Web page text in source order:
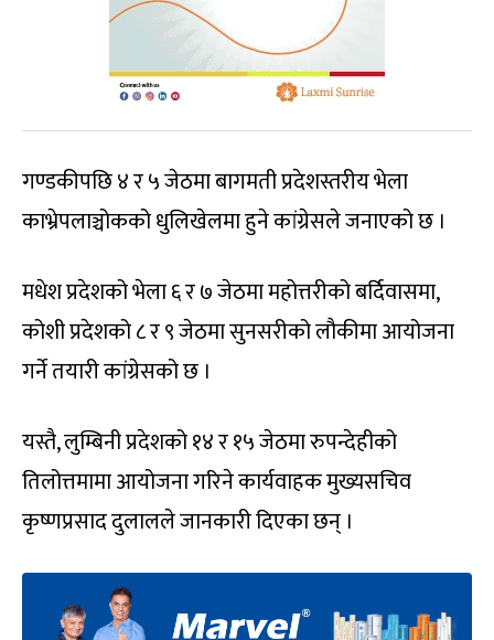
गण्डकीपछि ४ र ५ जेठमा बागमती प्रदेशस्तरीय भेला
काभ्रेपलाञ्चोकको धुलिखेलमा हुने कांग्रेसले जनाएको छ ।
मधेश प्रदेशको भेला ६ र ७ जेठमा महोत्तरीको बर्दिवासमा,
कोशी प्रदेशको ८ र ९ जेठमा सुनसरीको लौकीमा आयोजना
गर्ने तयारी कांग्रेसको छ ।
यस्तै, लुम्बिनी प्रदेशको १४ र १५ जेठमा रुपन्देहीको
तिलोत्तमामा आयोजना गरिने कार्यवाहक मुख्यसचिव
कृष्णप्रसाद दुलालले जानकारी दिएका छन् ।